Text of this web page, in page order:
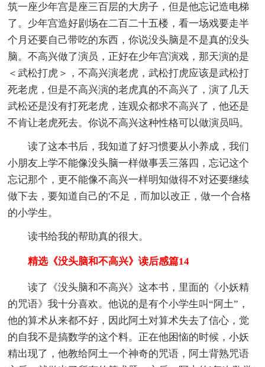
筑一座少年宫是座三百层的大房子，但是他忘记造电梯
了。少年宫造好剧场在二百二十五楼，看一场戏要走半
个月还要自己带吃的东西，你说没头脑是不是真的没头
脑。不高兴做了演员，正好在少年宫演戏，那天演的是
＜武松打虎＞，不高兴演老虎，武松打虎应该是武松打
死老虎，但是不高兴演的老虎真的不高兴了，演了几天
武松还是没有打死老虎，连观众都求不高兴了，他还是
不肯让老虎死去。你说不高兴这种性格可以做演员吗。
读了这本书后，我知道了好习惯要从小养成，我们
小朋友上学不能像没头脑一样做事丢三落四，忘记这个
忘记那个，更不能像不高兴一样明知做得不对还要继续
做下去，要知道自己的'不足，而加以改正，做一个合格
的小学生。
读书给我的帮助真的很大。
精选《没头脑和不高兴》读后感篇14
读了《没头脑和不高兴》这本书，里面的《小妖精
的咒语》我十分喜欢。他说的是有个小学生叫“阿土”，
他的算术从来都不好，因此阿土对算术失去了信心，觉
的自我不是搞数学的这个料。正在他困恼的时候，小妖
精出现了，他教给阿土一个神奇的咒语，阿土背熟咒语